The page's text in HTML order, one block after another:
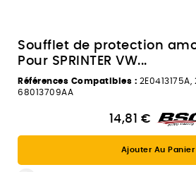
Soufflet de protection
Pour SPRINTER VW...
Références Compatibles : 2E0413175A,
68013709AA
14,81 €
Ajouter Au Panier